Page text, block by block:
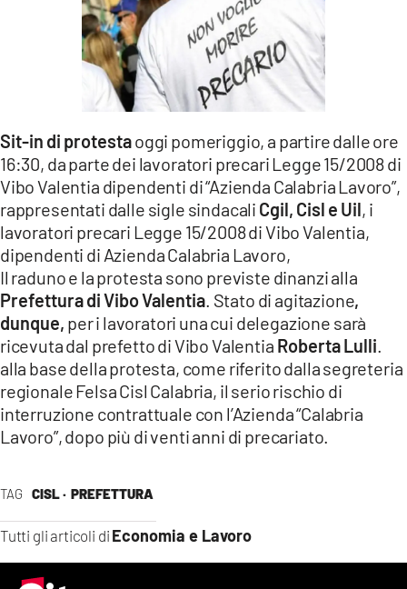
LACPLAY.IT
LACONAIR.IT
LACITYMAG.IT
ILREGGINO.IT
COSENZACHANNEL.IT
ILVIBONESE.IT
CATANZAROCHANNEL.IT
LACAPITALENEWS.IT
App
ANDROID
TAG CISL · PREFETTURA
Tutti gli articoli di Economia e Lavoro
Sit-in di protestaoggi pomeriggio, a partire dalle ore
16:30, da parte dei lavoratori precari Legge 15/2008 di
Vibo Valentia dipendenti di “Azienda Calabria Lavoro”,
rappresentati dalle sigle sindacali Cgil, Cisl e Uil, i
lavoratori precari Legge 15/2008 di Vibo Valentia,
dipendenti di Azienda Calabria Lavoro,
Il raduno e la protesta sono previste dinanzi alla
Prefettura di Vibo Valentia. Stato di agitazione,
dunque, per i lavoratori una cui delegazione sarà
ricevuta dal prefetto di Vibo Valentia Roberta Lulli.
alla base della protesta, come riferito dalla segreteria
regionale Felsa Cisl Calabria, il serio rischio di
interruzione contrattuale con l’Azienda “Calabria
Lavoro”, dopo più di venti anni di precariato.